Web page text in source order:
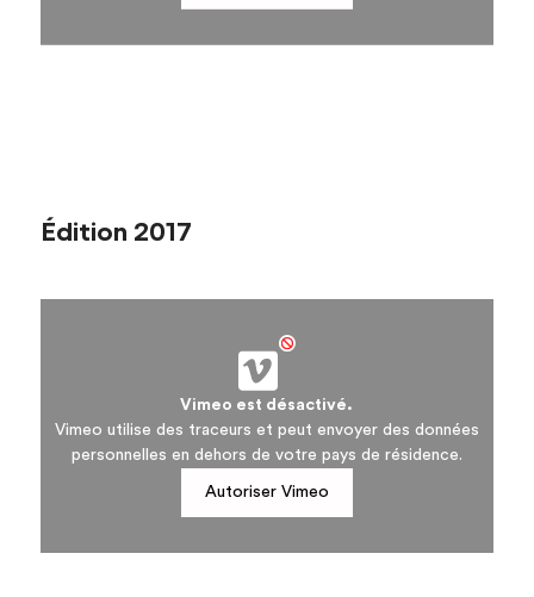
Édition 2017
Vimeo est désactivé.
Vimeo utilise des traceurs et peut envoyer des données
personnelles en dehors de votre pays de résidence.
Autoriser Vimeo